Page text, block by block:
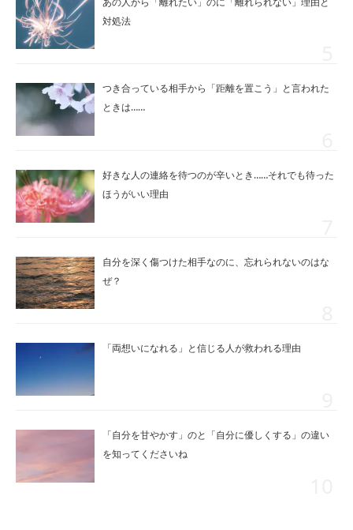
対処法
つき合っている相手から「距離を置こう」と言われた
ときは……
好きな人の連絡を待つのが辛いとき……それでも待った
ほうがいい理由
自分を深く傷つけた相手なのに、忘れられないのはな
ぜ？
「両想いになれる」と信じる人が救われる理由
「自分を甘やかす」のと「自分に優しくする」の違い
を知ってくださいね